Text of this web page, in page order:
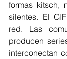
formas kitsch,
silentes. El
red. Las
producen
interconectan